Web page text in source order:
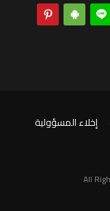
إخلاء المسؤولية